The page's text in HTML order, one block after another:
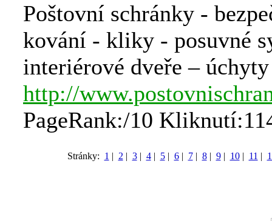
Poštovní schránky -
kování - kliky - posuvné
interiérové dveře –
http://
PageRank:/10
Stránky: 1 | 2 | 3| 4| 5| 6| 7| 8| 9| 10| 11 |